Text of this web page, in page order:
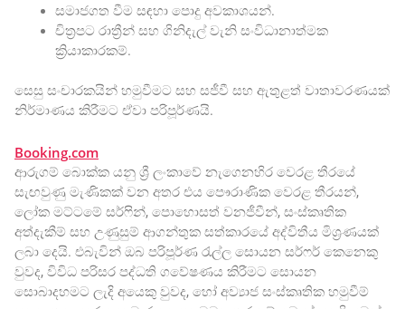
සමාජගත වීම සඳහා පොදු අවකාශයන්.
චිත්‍රපට රාත්‍රීන් සහ ගිනිදැල් වැනි සංවිධානාත්මක
ක්‍රියාකාරකම්.
සෙසු සංචාරකයින් හමුවීමට සහ සජීවී සහ ඇතුළත් වාතාවරණයක්
නිර්මාණය කිරීමට ඒවා පරිපූර්ණයි.
Booking.com
ආරුගම් බොක්ක යනු ශ්‍රී ලංකාවේ නැගෙනහිර වෙරළ තීරයේ
සැඟවුණු මැණිකක් වන අතර එය පෞරාණික වෙරළ තීරයන්,
ලෝක මට්ටමේ සර්ෆින්, පොහොසත් වනජීවීන්, සංස්කෘතික
අත්දැකීම් සහ උණුසුම් ආගන්තුක සත්කාරයේ අද්විතීය මිශ්‍රණයක්
ලබා දෙයි. එබැවින් ඔබ පරිපූර්ණ රැල්ල සොයන සර්ෆර් කෙනෙකු
වුවද, විවිධ පරිසර පද්ධති ගවේෂණය කිරීමට සොයන
සොබාදහමට ලැදි අයෙකු වුවද, හෝ අව්‍යාජ සංස්කෘතික හමුවීම්